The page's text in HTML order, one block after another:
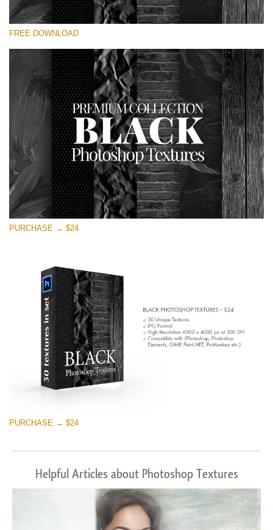
Si prega di Selezionare
Small 800*533px
Black Textures
(30 Textures)
Large 6000*4000px
Entire Collection
(1783 Overlays)
Large 6000*4000px
Download Gratuito
FREE DOWNLOAD
PURCHASE → $24
PURCHASE → $24
Helpful Articles about Photoshop Textures